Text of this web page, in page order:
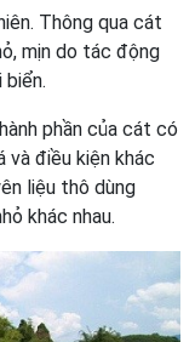
Thông qua cát
mịn do tác động
phần của cát có
và điều kiện khác
liệu thô dùng
khác nhau.